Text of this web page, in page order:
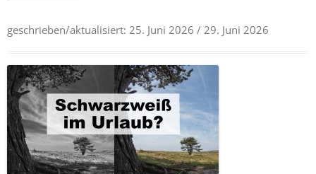
geschrieben/aktualisiert: 25. Juni 2026 / 29. Juni 2026